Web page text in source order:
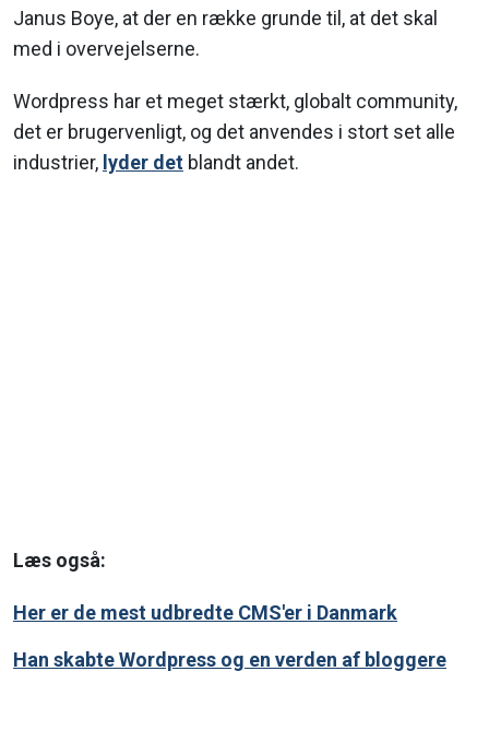
Janus Boye, at der en række grunde til, at det skal
med i overvejelserne.
Wordpress har et meget stærkt, globalt community,
det er brugervenligt, og det anvendes i stort set alle
industrier, lyder det blandt andet.
Læs også:
Her er de mest udbredte CMS'er i Danmark
Han skabte Wordpress og en verden af bloggere